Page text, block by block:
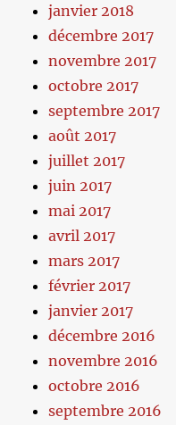
janvier 2018
décembre 2017
novembre 2017
octobre 2017
septembre 2017
août 2017
juillet 2017
juin 2017
mai 2017
avril 2017
mars 2017
février 2017
janvier 2017
décembre 2016
novembre 2016
octobre 2016
septembre 2016